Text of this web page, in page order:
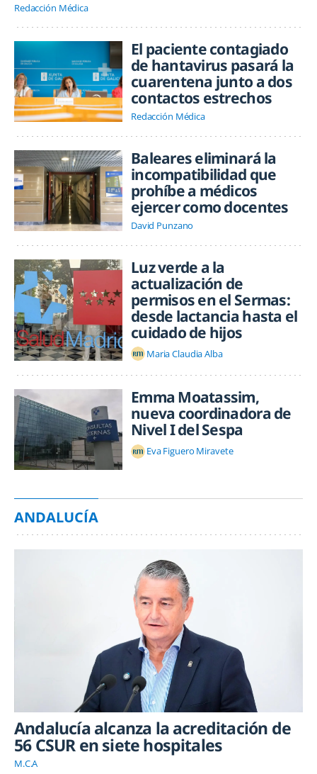
Redacción Médica
El paciente contagiado
de hantavirus pasará la
cuarentena junto a dos
contactos estrechos
Redacción Médica
Baleares eliminará la
incompatibilidad que
prohíbe a médicos
ejercer como docentes
David Punzano
Luz verde a la
actualización de
permisos en el Sermas:
desde lactancia hasta el
cuidado de hijos
Maria Claudia Alba
Emma Moatassim,
nueva coordinadora de
Nivel I del Sespa
Eva Figuero Miravete
ANDALUCÍA
Andalucía alcanza la acreditación de
56 CSUR en siete hospitales
M.C.A